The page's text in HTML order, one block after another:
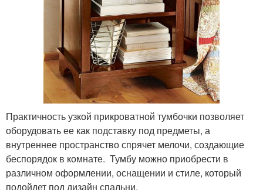
Практичность узкой прикроватной тумбочки позволяет
оборудовать ее как подставку под предметы, а
внутреннее пространство спрячет мелочи, создающие
беспорядок в комнате. Тумбу можно приобрести в
различном оформлении, оснащении и стиле, который
подойдет под дизайн спальни.